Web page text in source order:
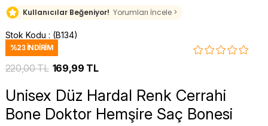
Kullanıcılar Beğeniyor! Yorumları İncele >
Stok Kodu (B134)
%23 İNDIRIM
220,00 TL 169,99 TL
Unisex Düz Hardal Renk Cerrahi
Bone Doktor Hemşire Saç Bonesi